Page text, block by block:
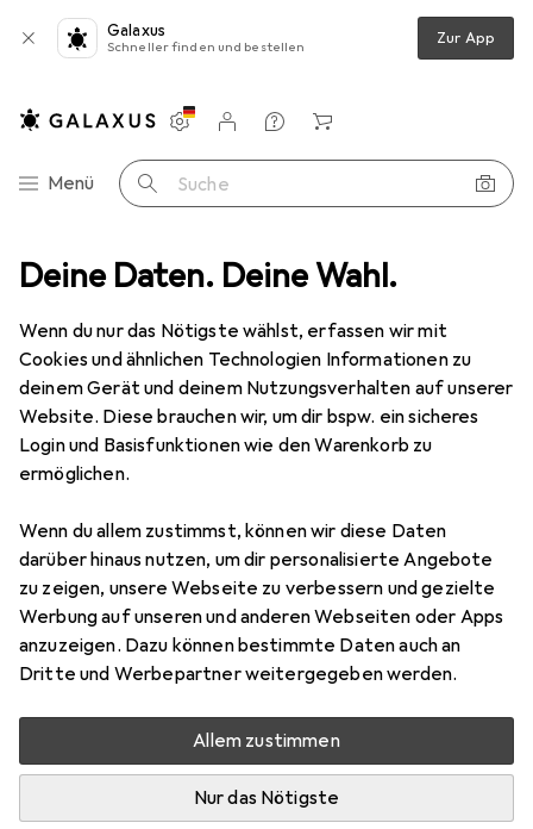
Deine Daten. Deine Wahl.
Wenn du nur das Nötigste wählst, erfassen wir mit
Cookies und ähnlichen Technologien Informationen zu
deinem Gerät und deinem Nutzungsverhalten auf unserer
Website. Diese brauchen wir, um dir bspw. ein sicheres
Login und Basisfunktionen wie den Warenkorb zu
ermöglichen.
Wenn du allem zustimmst, können wir diese Daten
darüber hinaus nutzen, um dir personalisierte Angebote
zu zeigen, unsere Webseite zu verbessern und gezielte
Werbung auf unseren und anderen Webseiten oder Apps
anzuzeigen. Dazu können bestimmte Daten auch an
Dritte und Werbepartner weitergegeben werden.
Allem zustimmen
Nur das Nötigste
Galaxus
Schneller finden und bestellen Zur App
Navigation nach Kategorien
Menü Suche
Einstellungen
Kundenkonto
Vergleichslisten
Merklisten
Warenkorb
2-polig US/Japan Produktbewertungen Idealer Reisadapter
EUR
6,07 bei 4 Stück
GoobayNetzadapter 2-polig US/Japan
Bewertung für Goobay Netzadapter
2-polig US/Japan
Calyepr
vor 2 Jahren
+2
hat dieses Produkt gekauft
Idealer Reiseadapter in Länder die US Stecker haben.
Jedoch ohne Erdung hält es nicht so in der Steckdose und